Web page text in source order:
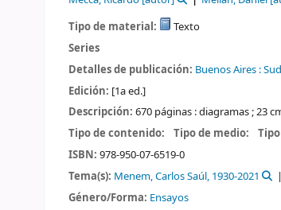
Tipo de material:
Texto
Series
Detalles de publicación: Buenos Aires :
Edición: [1a ed.]
Descripción: 670 páginas : diagramas ; 23
Tipo de contenido:
Tipo de medio:
ISBN: 978-950-07-6519-0
Tema(s): Menem, Carlos Saúl, 1930-2021
Género/Forma: Ensayos